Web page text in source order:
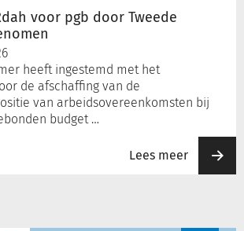
voor pgb door Tweede
heeft ingestemd met het
de afschaffing van de
van arbeidsovereenkomsten bij
budget …
Lees meer